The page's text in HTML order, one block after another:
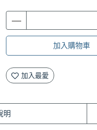
加入購物車
加入最愛
明